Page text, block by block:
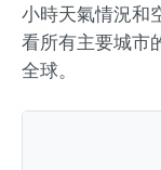
小時天氣情況和
看所有主要城市
全球。